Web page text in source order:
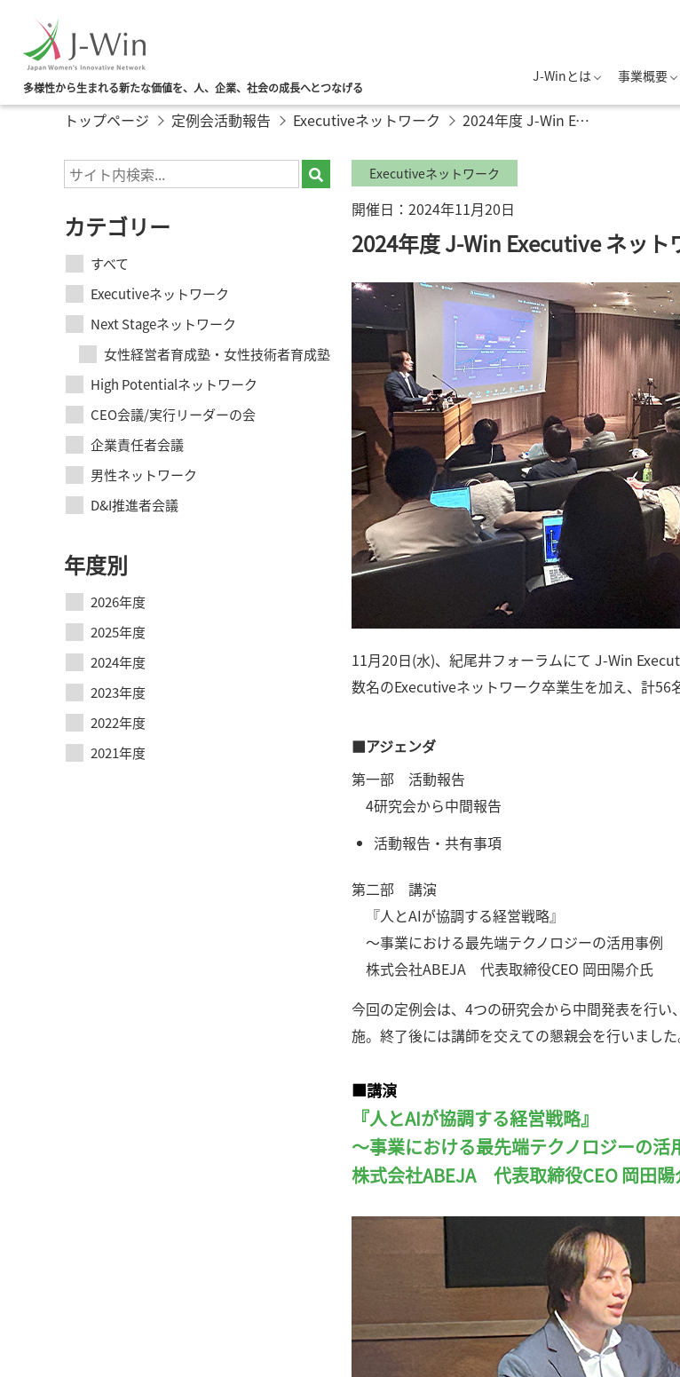
多様性から生まれる新たな価値を、人、企業、社会の成長へとつなげる
J-Winとは 事業概要
トップページ 定例会活動報告 Executiveネットワーク 2024年度 J-Win Executive ネットワーク11月度定例会を開催しました
Executiveネットワーク
開催日：2024年11月20日
2024年度 J-Win Executive ネッ
11月20日(水)、紀尾井フォーラムにて J-Win
数名のExecutiveネットワーク卒業生を加え、計56
■アジェンダ
第一部 活動報告
4研究会から中間報告
活動報告・共有事項
第二部 講演
『人とAIが協調する経営戦略』
～事業における最先端テクノロジーの活用事例
株式会社ABEJA 代表取締役CEO 岡田陽介氏
今回の定例会は、4つの研究会から中間発表を行
施。終了後には講師を交えての懇親会を行いました
■講演
『人とAIが協調する経営戦略』
～事業における最先端テクノロジーの活
株式会社ABEJA 代表取締役CEO 岡田陽
カテゴリー
すべて
Executiveネットワーク
Next Stageネットワーク
女性経営者育成塾・女性技術者育成塾
High Potentialネットワーク
CEO会議/実行リーダーの会
企業責任者会議
男性ネットワーク
D&I推進者会議
年度別
2026年度
2025年度
2024年度
2023年度
2022年度
2021年度